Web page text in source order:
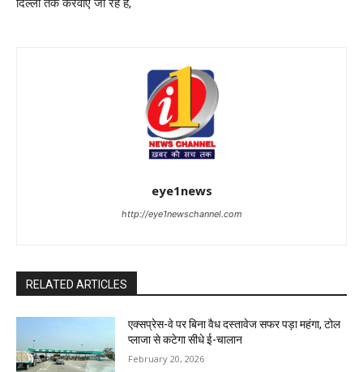
दिल्ली तक करवाए जा रहे हैं,
eye1news
http://eye1newschannel.com
RELATED ARTICLES
एक्सप्रेस-वे पर बिना वैध दस्तावेज सफर पड़ा महंगा, टोल
प्लाजा से कटेगा सीधे ई-चालान
February 20, 2026